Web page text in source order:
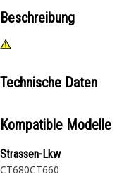
Beschreibung
Technische Daten
Kompatible Modelle
Strassen-Lkw
CT680CT660